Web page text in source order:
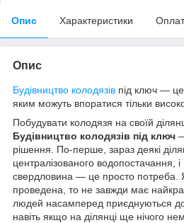
Опис Характеристики
Опис
Будівництво колодязів під ключ — це
яким можуть впоратися тільки
Побудувати колодязя на своїй
Будівництво колодязів під ключ
рішення. По-перше, зараз деякі
централізованого водопостачання, і
свердловина — це просто потреба.
проведена, то не завжди має
людей насамперед приєднуються
навіть якщо на ділянці ще нічого